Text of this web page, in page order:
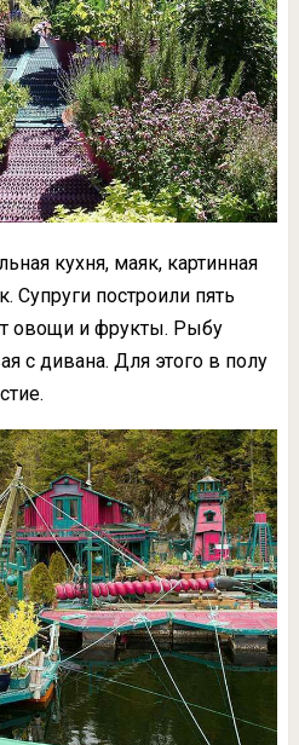
кухня, маяк, картинная
Супруги построили пять
овощи и фрукты. Рыбу
с дивана. Для этого в полу